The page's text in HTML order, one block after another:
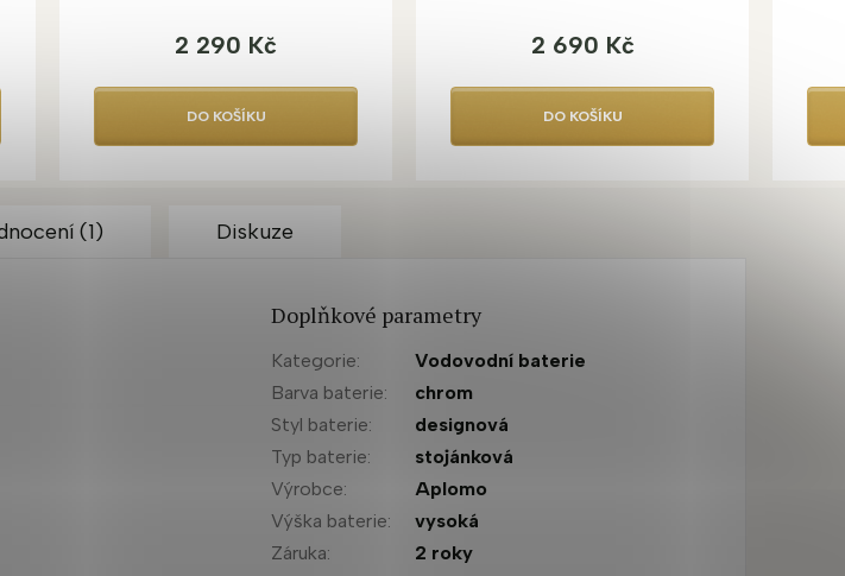
2 290 Kč
DO KOŠÍKU
2 690 Kč
DO KOŠÍKU
(1) Diskuze
Doplňkové parametry
Kategorie:
Vodovodní baterie
Barva baterie:
chrom
Styl baterie:
designová
Typ baterie:
stojánková
Výrobce:
Aplomo
Výška baterie:
vysoká
Záruka: 2 roky